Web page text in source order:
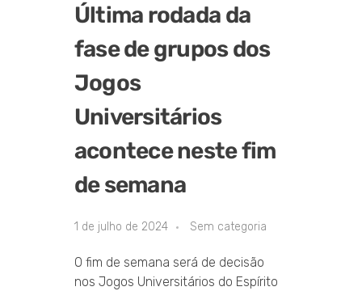
Última rodada da
fase de grupos dos
Jogos
Universitários
acontece neste fim
de semana
1 de julho de 2024 Sem categoria
O fim de semana será de decisão
nos Jogos Universitários do Espírito